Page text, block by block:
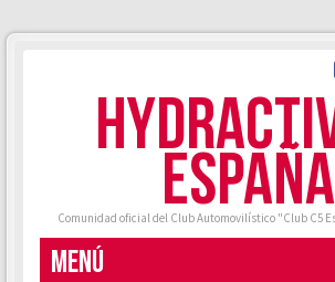
ESPAÑA
Comunidad oficial del Club Automovilístico "Club C5
MENÚ